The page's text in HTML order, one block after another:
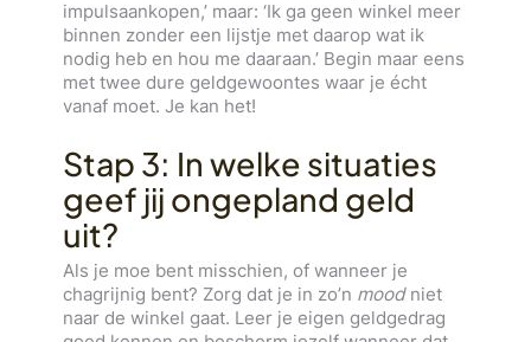
impulsaankopen,’ maar: ‘Ik ga geen winkel meer
binnen zonder een lijstje met daarop wat ik
nodig heb en hou me daaraan.’ Begin maar eens
met twee dure geldgewoontes waar je écht
vanaf moet. Je kan het!
Stap 3: In welke situaties
geef jij ongepland geld
uit?
Als je moe bent misschien, of wanneer je
chagrijnig bent? Zorg dat je in zo’n moodniet
naar de winkel gaat. Leer je eigen geldgedrag